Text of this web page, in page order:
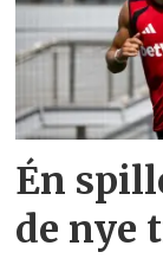
Én
de nye